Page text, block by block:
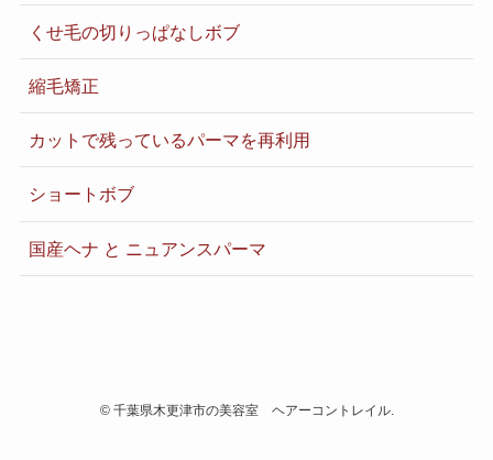
くせ毛の切りっぱなしボブ
縮毛矯正
カットで残っているパーマを再利用
ショートボブ
国産ヘナ と ニュアンスパーマ
©千葉県木更津市の美容室 ヘアーコントレイル.